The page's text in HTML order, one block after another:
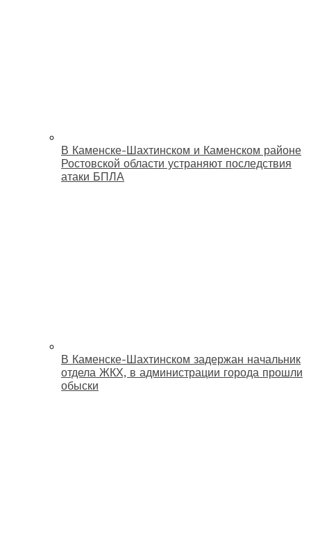
В Каменске-Шахтинском и Каменском районе
Ростовской области устраняют последствия
атаки БПЛА
В Каменске-Шахтинском задержан начальник
отдела ЖКХ, в администрации города прошли
обыски